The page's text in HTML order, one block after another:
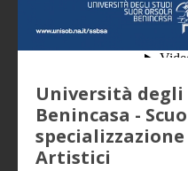
Università degli
Benincasa -
Artistici